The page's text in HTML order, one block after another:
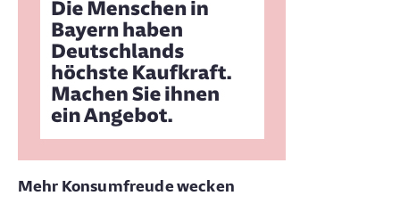
Mehr Konsumfreude wecken